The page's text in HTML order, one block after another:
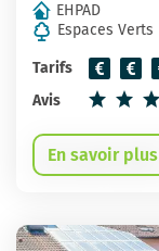
EHPAD
Espaces Verts
Tarifs
Avis
En savoir plus